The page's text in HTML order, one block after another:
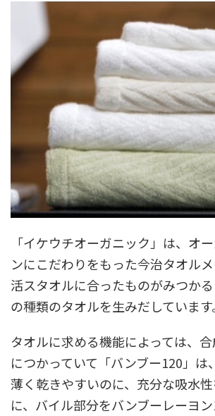
「イケウチオーガニック」は、オ
ンにこだわりをもった今治タオル
活スタオルに合ったものがみつか
の種類のタオルを生みだしています
タオルに求める機能によっては、
につかっていて「バンブー120」は
薄く乾きやすいのに、充分な吸水
に、バイル部分をバンブーレーヨ